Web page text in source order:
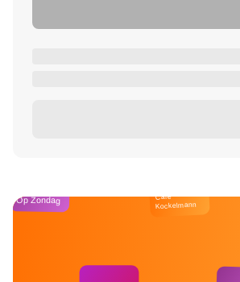
Op Zondag Café
Kockelmann